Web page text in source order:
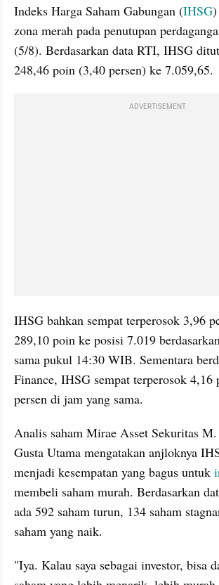
Indeks Harga Saham Gabungan (IHSG
zona merah pada penutupan
(5/8). Berdasarkan data RTI, IHSG
248,46 poin (3,40 persen) ke 7.059,65.
ADVERTISEMENT
IHSG bahkan sempat terperosok 3,96
289,10 poin ke posisi 7.019
sama pukul 14:30 WIB. Sementara
Finance, IHSG sempat terperosok 4,16
persen di jam yang sama.
Analis saham Mirae Asset Sekuritas
Gusta Utama mengatakan anjloknya
menjadi kesempatan yang bagus untuk
membeli saham murah. Berdasarkan
ada 592 saham turun, 134 saham
saham yang naik.
"Iya. Kalau saya sebagai investor, bisa